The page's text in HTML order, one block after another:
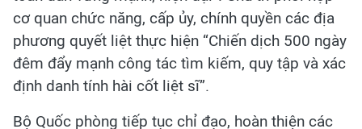
cơ quan chức năng, cấp ủy, chính quyền các địa
phương quyết liệt thực hiện “Chiến dịch 500 ngày
đêm đẩy mạnh công tác tìm kiếm, quy tập và xác
định danh tính hài cốt liệt sĩ”.
Bộ Quốc phòng tiếp tục chỉ đạo, hoàn thiện các